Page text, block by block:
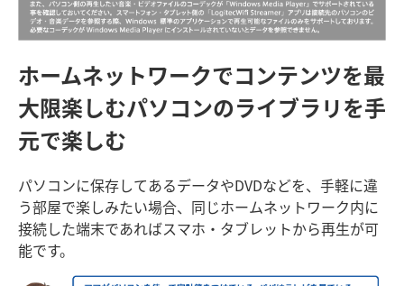
ホームネットワークでコンテンツを最
大限楽しむパソコンのライブラリを手
元で楽しむ
パソコンに保存してあるデータやDVDなどを、手軽に違
う部屋で楽しみたい場合、同じホームネットワーク内に
接続した端末であればスマホ・タブレットから再生が可
能です。